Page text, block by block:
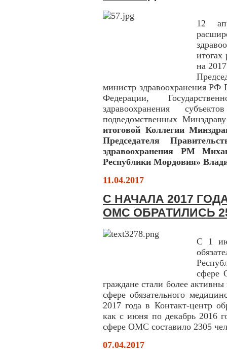
12
итогах
на
министр здравоохранения РФ
Федерации,
здравоохранения
подведомственных
итоговой Коллегии
Председателя
здравоохранения РМ
Республики Мордовия»
11.04.2017
С НАЧАЛА 2017
ОМС ОБРАТИЛИСЬ
С 1
сфере
граждане стали более
сфере обязательного
2017 года в Контакт-центр
как с июня по декабрь 2016
сфере ОМС составило 2305
07.04.2017